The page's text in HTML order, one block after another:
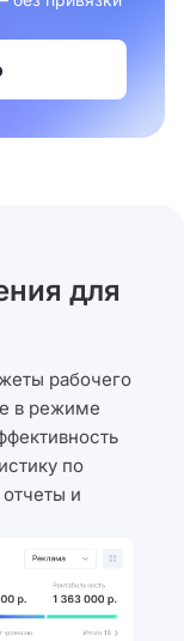
для
рабочего
в режиме
по
и